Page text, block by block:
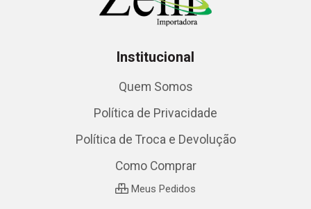
Institucional
Quem Somos
Política de Privacidade
Política de Troca e Devolução
Como Comprar
Meus Pedidos